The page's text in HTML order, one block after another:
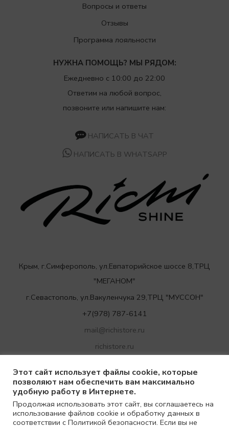
Вопросы и ответы
Отзывы
Программа лояльности
НУЖНА ПОМОЩЬ? МЫ РЯДОМ:
Ежедневно с 10:00 до 22:00
Ответим на любой вопрос,
позвоните или напишите нам:
НАПИСАТЬ В ЧАТ
НАПИСАТЬ В WHATSAPP
Крым, г.Симферополь, ул.Евпаторийское шоссе 8,ТРЦ
"МЕГАНОМ"
г.Севастополь, ул.Вакуленчука 29,ТРЦ "МУССОН"
+7(978) 787-6141
mail@richistore.ru
richistore.ru
Этот сайт использует файлы cookie, которые
позволяют нам обеспечить вам максимально
удобную работу в Интернете.
Продолжая использовать этот сайт, вы соглашаетесь на
использование файлов cookie и обработку данных в
соответствии с Политикой безопасности. Если вы не